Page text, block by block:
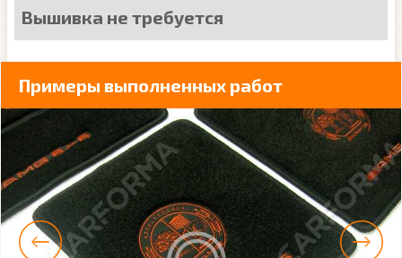
Вышивка не требуется
Примеры выполненных работ